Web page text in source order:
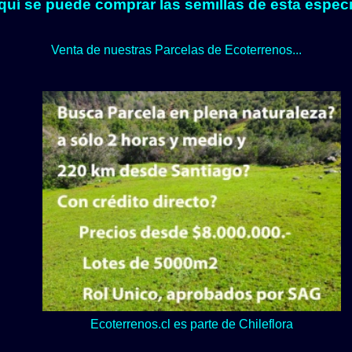
se puede comprar las semillas de esta
Venta de nuestras Parcelas de Ecoterrenos...
Lo verde y naturaleza dominan en nuestro Loteo